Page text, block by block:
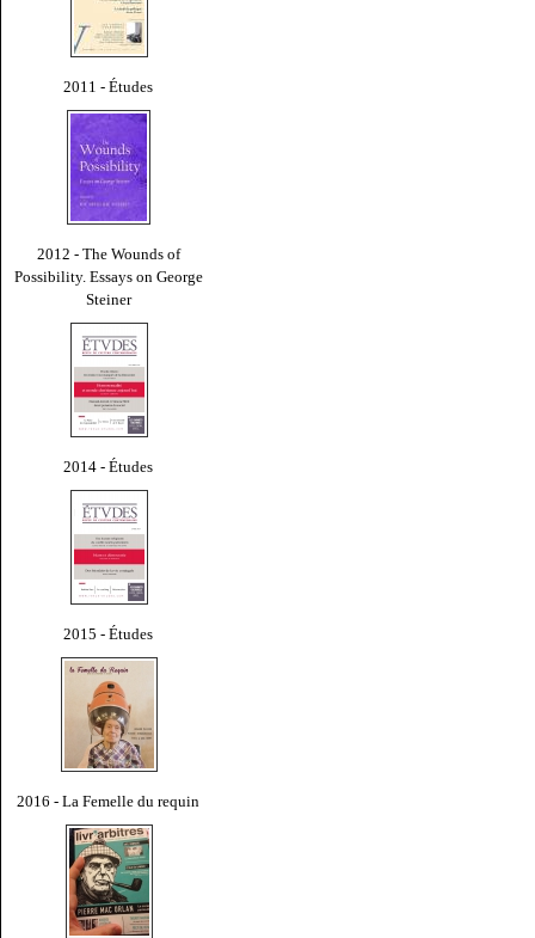
2011 - Études
2012 - The Wounds of
Possibility. Essays on George
Steiner
2014 - Études
2015 - Études
2016 - La Femelle du requin